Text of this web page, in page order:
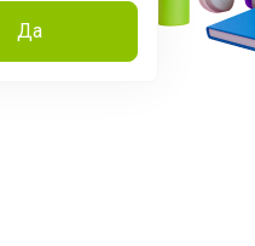
Да
Эксперты